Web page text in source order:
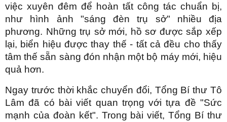
việc xuyên đêm để hoàn tất công tác chuẩn bị,
như hình ảnh "sáng đèn trụ sở" nhiều địa
phương. Những trụ sở mới, hồ sơ được sắp xếp
lại, biển hiệu được thay thế - tất cả đều cho thấy
tâm thế sẵn sàng đón nhận một bộ máy mới, hiệu
quả hơn.
Ngay trước thời khắc chuyển đổi, Tổng Bí thư Tô
Lâm đã có bài viết quan trọng với tựa đề "Sức
mạnh của đoàn kết". Trong bài viết, Tổng Bí thư